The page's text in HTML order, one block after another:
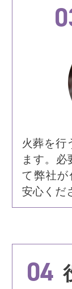
火葬を行
ます。必
て弊社
安心くだ
04